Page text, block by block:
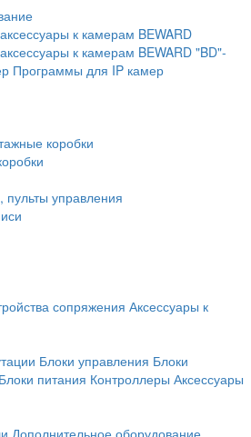
к камерам BEWARD
к камерам BEWARD "BD"-
Программы для IP камер
коробки
пульты управления
сопряжения Аксессуары к
Блоки управления Блоки
Блоки питания Контроллеры Аксессуары